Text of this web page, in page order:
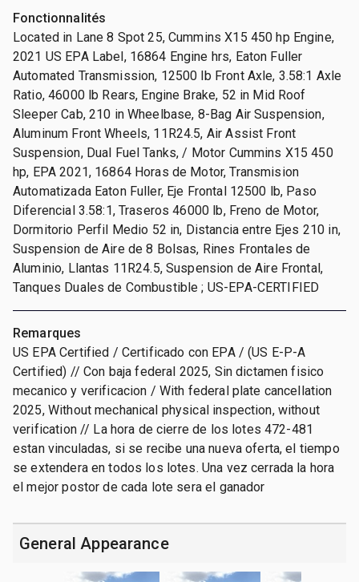
Fonctionnalités
Located in Lane 8 Spot 25, Cummins X15 450 hp Engine,
2021 US EPA Label, 16864 Engine hrs, Eaton Fuller
Automated Transmission, 12500 lb Front Axle, 3.58:1 Axle
Ratio, 46000 lb Rears, Engine Brake, 52 in Mid Roof
Sleeper Cab, 210 in Wheelbase, 8-Bag Air Suspension,
Aluminum Front Wheels, 11R24.5, Air Assist Front
Suspension, Dual Fuel Tanks, / Motor Cummins X15 450
hp, EPA 2021, 16864 Horas de Motor, Transmision
Automatizada Eaton Fuller, Eje Frontal 12500 lb, Paso
Diferencial 3.58:1, Traseros 46000 lb, Freno de Motor,
Dormitorio Perfil Medio 52 in, Distancia entre Ejes 210 in,
Suspension de Aire de 8 Bolsas, Rines Frontales de
Aluminio, Llantas 11R24.5, Suspension de Aire Frontal,
Tanques Duales de Combustible ; US-EPA-CERTIFIED
Remarques
US EPA Certified / Certificado con EPA / (US E-P-A
Certified) // Con baja federal 2025, Sin dictamen fisico
mecanico y verificacion / With federal plate cancellation
2025, Without mechanical physical inspection, without
verification // La hora de cierre de los lotes 472-481
estan vinculadas, si se recibe una nueva oferta, el tiempo
se extendera en todos los lotes. Una vez cerrada la hora
el mejor postor de cada lote sera el ganador
General Appearance